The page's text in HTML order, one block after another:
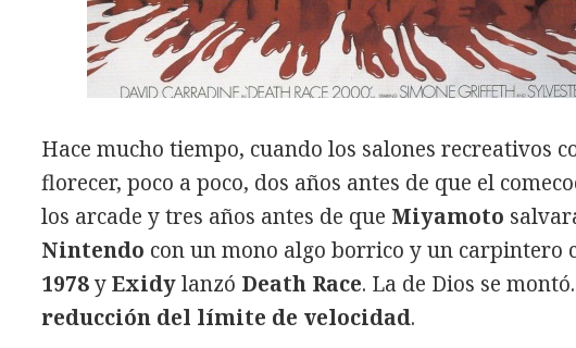
Hace mucho tiempo, cuando los salones recreativos
florecer, poco a poco, dos años antes de que el
los arcade y tres años antes de que Miyamoto
Nintendo con un mono algo borrico y un carpintero
1978yExidylanzó Death Race. La de Dios se montó.
reducción del límite de velocidad.